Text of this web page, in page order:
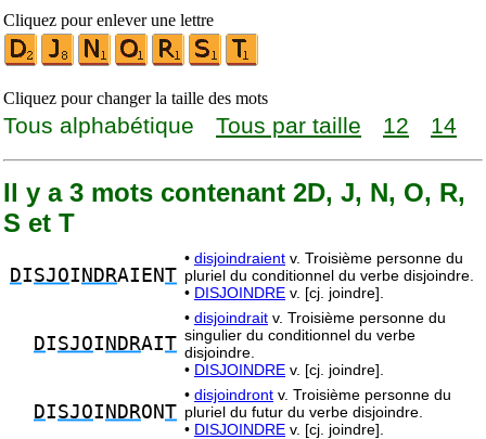
Cliquez pour enlever une lettre
Cliquez pour changer la taille des mots
Tous alphabétique Tous par taille 12 14
Il y a 3 mots contenant 2D, J, N, O, R,
S et T
DISJOI NDRAIENT
• disjoindraient v. Troisième personne du
pluriel du conditionnel du verbe disjoindre.
• DISJOINDRE v. [cj. joindre].
DISJOI NDRAIT
• disjoindrait v. Troisième personne du
singulier du conditionnel du verbe
disjoindre.
• DISJOINDRE v. [cj. joindre].
DISJOI NDRONT
• disjoindront v. Troisième personne du
pluriel du futur du verbe disjoindre.
• DISJOINDRE v. [cj. joindre].